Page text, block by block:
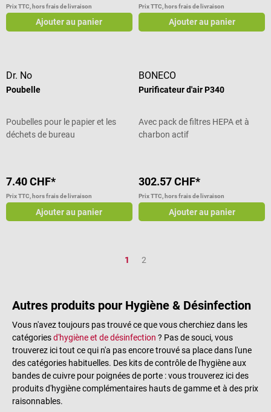
Prix TTC, hors frais de livraison
Ajouter au panier
bâtonnets en bois sont
particulièrement adaptés. Les
bâtonnets de nettoyage
adaptés aux soins doux et aux
grâce à leur grande tête de coton
Manche en bois avec grande tête
de coton sur un côté À usage
10 x L 30 mm Sachet de 50 pièces
Contenu de la livraison 1 paquet
de cotons-tiges Hecht Assistent à
50 pièces
Prix TTC, hors frais de livraison
Ajouter au panier
Dr. No
Poubelle
Poubelles pour le papier et les
déchets de bureau
7.40 CHF*
Prix TTC, hors frais de livraison
Ajouter au panier
BONECO
Purificateur d'air P340
Avec pack de filtres HEPA et à
charbon actif
302.57 CHF*
Prix TTC, hors frais de livraison
Ajouter au panier
Page
1 Page
2
Autres produits pour Hygiène & Désinfection
Vous n'avez toujours pas trouvé ce que vous cherchiez dans les
catégoriesd'hygiène et de désinfection ? Pas de souci, vous
trouverez ici tout ce qui n'a pas encore trouvé sa place dans l'une
des catégories habituelles. Des kits de contrôle de l'hygiène aux
bandes de cuivre pour poignées de porte : vous trouverez ici des
produits d'hygiène complémentaires hauts de gamme et à des prix
raisonnables.